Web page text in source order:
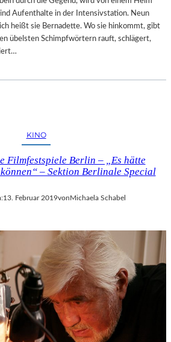
Aufenthalte in der Intensivstation. Neun
heißt sie Bernadette. Wo sie hinkommt, gibt
übelsten Schimpfwörtern rauft, schlägert,
KINO
Filmfestspiele Berlin – „Es hätte
– Sektion Berlinale Special
13. Februar 2019vonMichaela Schabel